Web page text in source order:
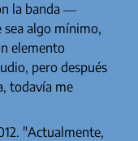
la banda —
sea algo mínimo,
elemento
pero después
todavía me
"Actualmente,